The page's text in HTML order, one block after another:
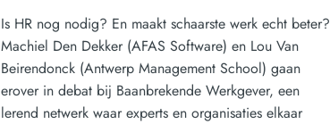
Is HR nog nodig? En maakt schaarste werk echt beter?
Machiel Den Dekker (AFAS Software) en Lou Van
Beirendonck (Antwerp Management School) gaan
erover in debat bij Baanbrekende Werkgever, een
lerend netwerk waar experts en organisaties elkaar